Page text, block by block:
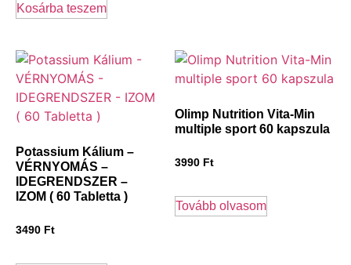
Kosárba teszem
Potassium Kálium –
VÉRNYOMÁS –
IDEGRENDSZER –
IZOM ( 60 Tabletta )
3490 Ft
Olimp Nutrition Vita-Min
multiple sport 60 kapszula
3990 Ft
Tovább olvasom